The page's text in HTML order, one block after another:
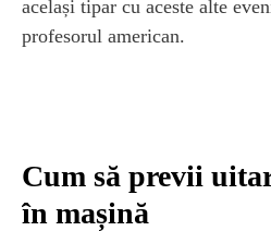
același tipar cu aceste alte
profesorul american.
Cum să previi
în mașină